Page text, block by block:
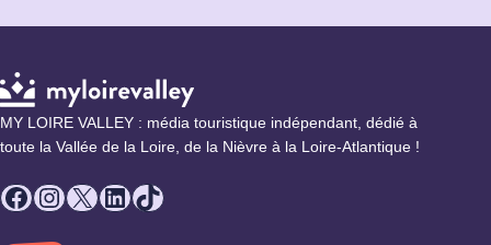
MY LOIRE VALLEY : média touristique indépendant, dédié à
toute la Vallée de la Loire, de la Nièvre à la Loire-Atlantique !
Facebook
Instagram
X LinkedIn
TikTok